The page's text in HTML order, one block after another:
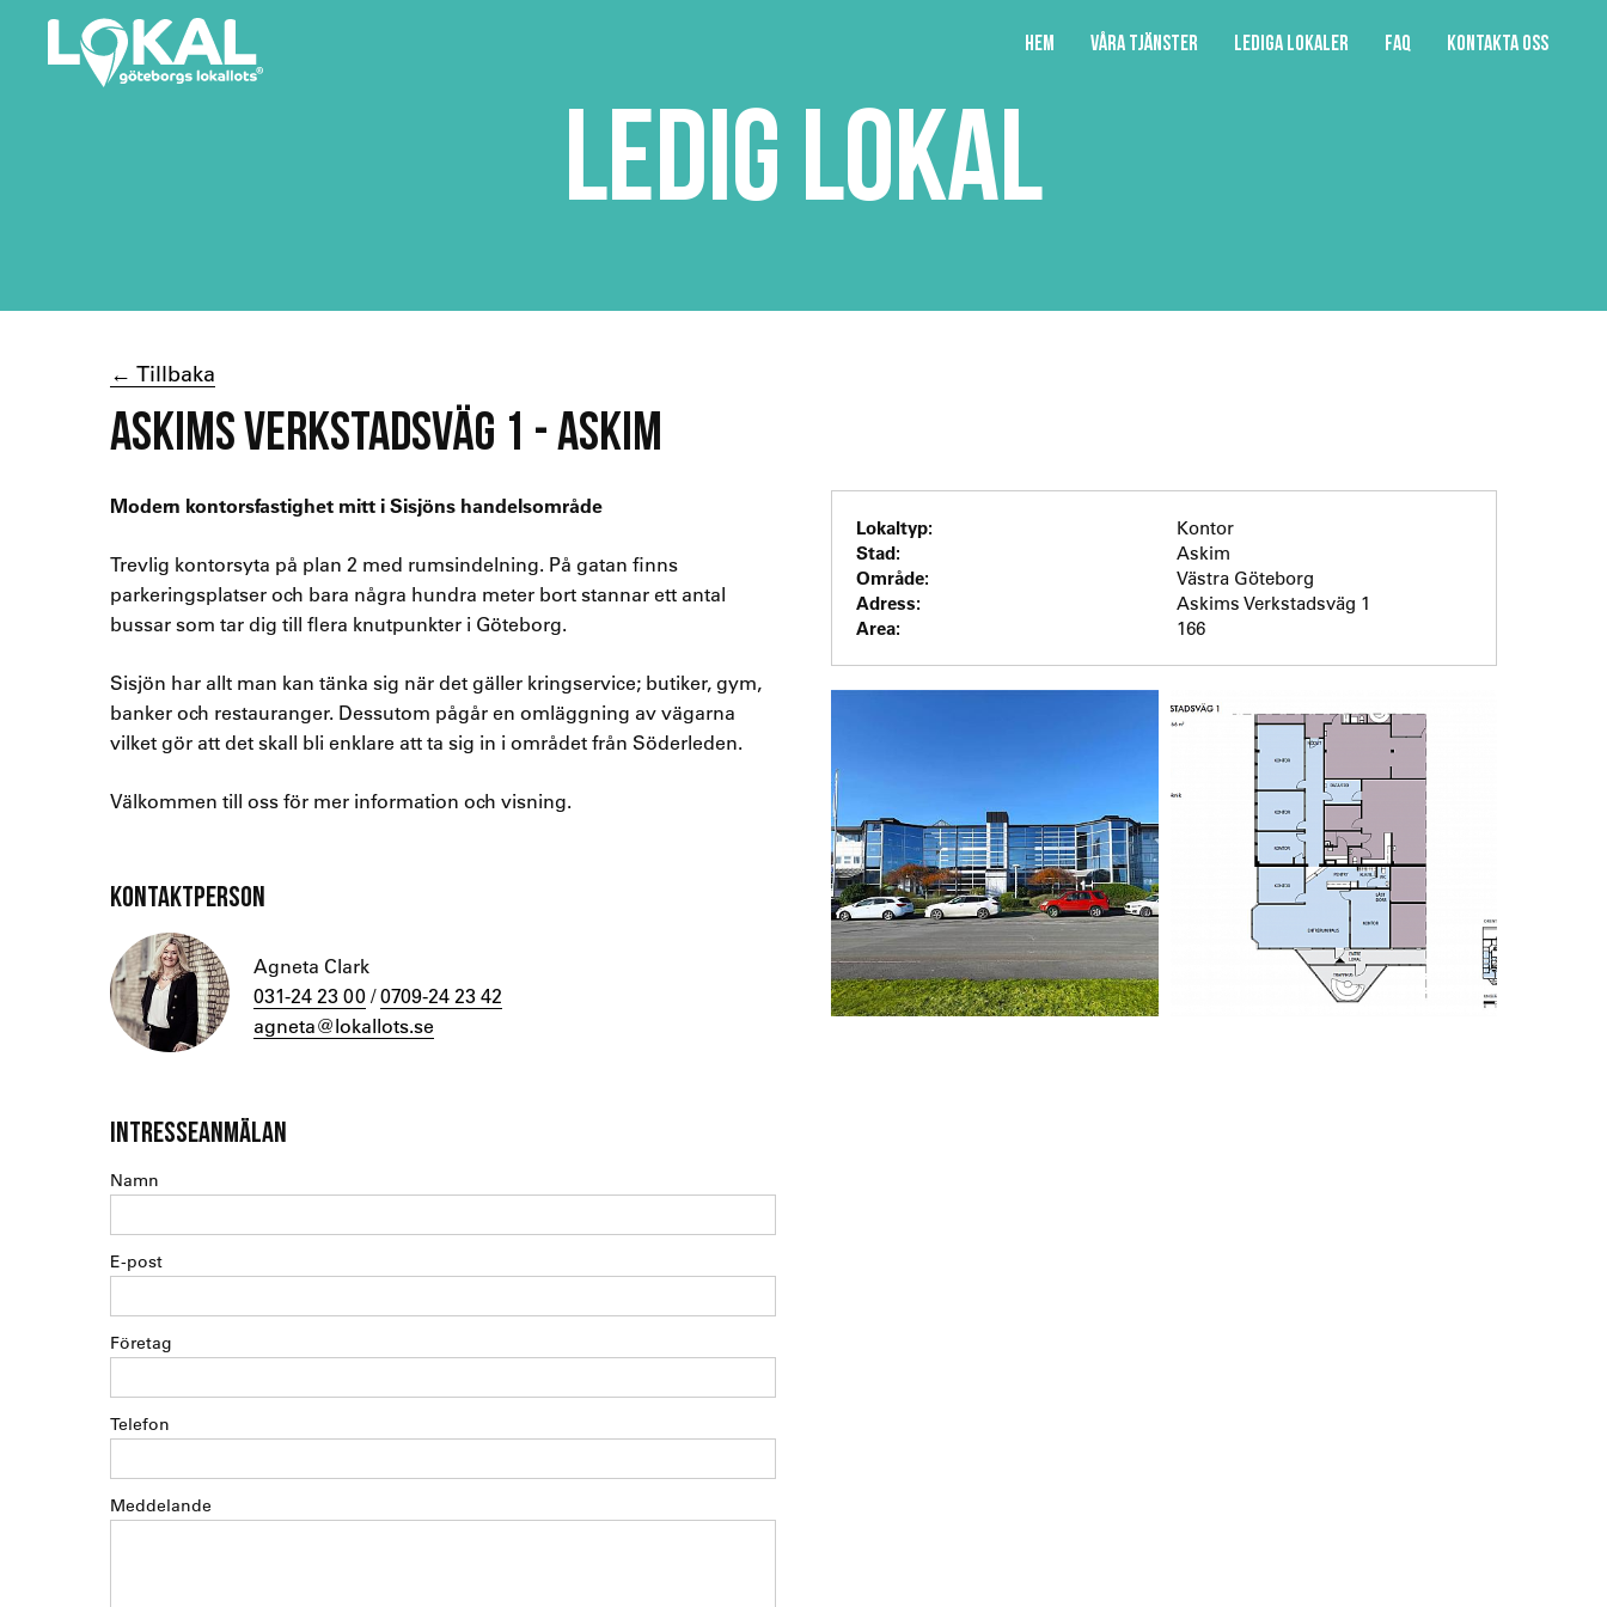
Hem Våra tjänster Lediga lokaler FAQ Kontakta oss
LEDIG LOKAL
← Tillbaka
ASKIMS VERKSTADSVÄG 1 - ASKIM
Modern kontorsfastighet mitt i Sisjöns handelsområde
Trevlig kontorsyta på plan 2 med rumsindelning. På gatan finns
parkeringsplatser och bara några hundra meter bort stannar ett antal
bussar som tar dig till flera knutpunkter i Göteborg.
Sisjön har allt man kan tänka sig när det gäller kringservice; butiker, gym,
banker och restauranger. Dessutom pågår en omläggning av vägarna
vilket gör att det skall bli enklare att ta sig in i området från Söderleden.
Välkommen till oss för mer information och visning.
KONTAKTPERSON
Agneta Clark
031-24 23 00/0709-24 23 42
agneta@lokallots.se
INTRESSEANMÄLAN
Namn
E-post
Företag
Telefon
Meddelande
Lokaltyp:
Kontor
Stad:
Askim
Område:
Västra Göteborg
Adress:
Askims Verkstadsväg 1
Area:
166